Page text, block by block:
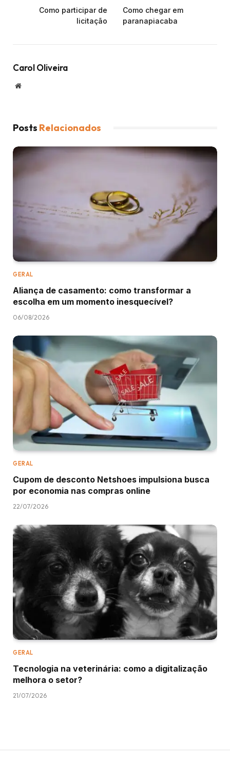
Como participar de
licitação
Como chegar em
paranapiacaba
Carol Oliveira
Website
Posts Relacionados
GERAL
Aliança de casamento: como transformar a
escolha em um momento inesquecível?
06/08/2026
GERAL
Cupom de desconto Netshoes impulsiona busca
por economia nas compras online
22/07/2026
GERAL
Tecnologia na veterinária: como a digitalização
melhora o setor?
21/07/2026